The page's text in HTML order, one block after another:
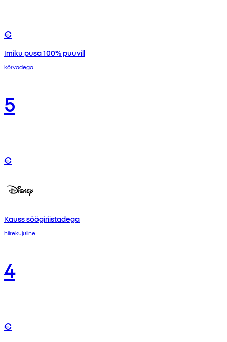
€
Imiku pusa 100% puuvill
kõrvadega
5
€
Kauss söögiriistadega
hiirekujuline
4
€